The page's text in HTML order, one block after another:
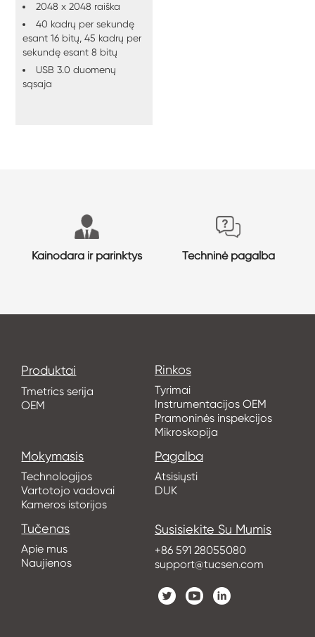
2048 x 2048 raiška
40 kadrų per sekundę
esant 16 bitų, 45 kadrų per
sekundę esant 8 bitų
USB 3.0 duomenų
sąsaja
Kainodara ir parinktys Techninė pagalba
Produktai
Tmetrics serija
OEM
Rinkos
Tyrimai
Instrumentacijos OEM
Pramoninės inspekcijos
Mikroskopija
Mokymasis
Technologijos
Vartotojo vadovai
Kameros istorijos
Pagalba
Atsisiųsti
DUK
Tučenas
Apie mus
Naujienos
Susisiekite Su Mumis
+86 591 28055080
support@tucsen.com